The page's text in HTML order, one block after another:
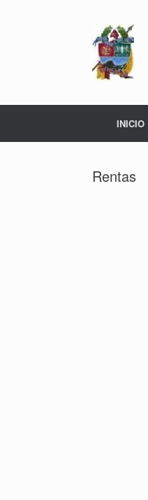
INICIO
Rentas